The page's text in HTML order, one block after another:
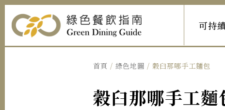
可持
首頁 / 綠色地圖 / 穀臼那哪手工麵包
穀臼那哪手工麵